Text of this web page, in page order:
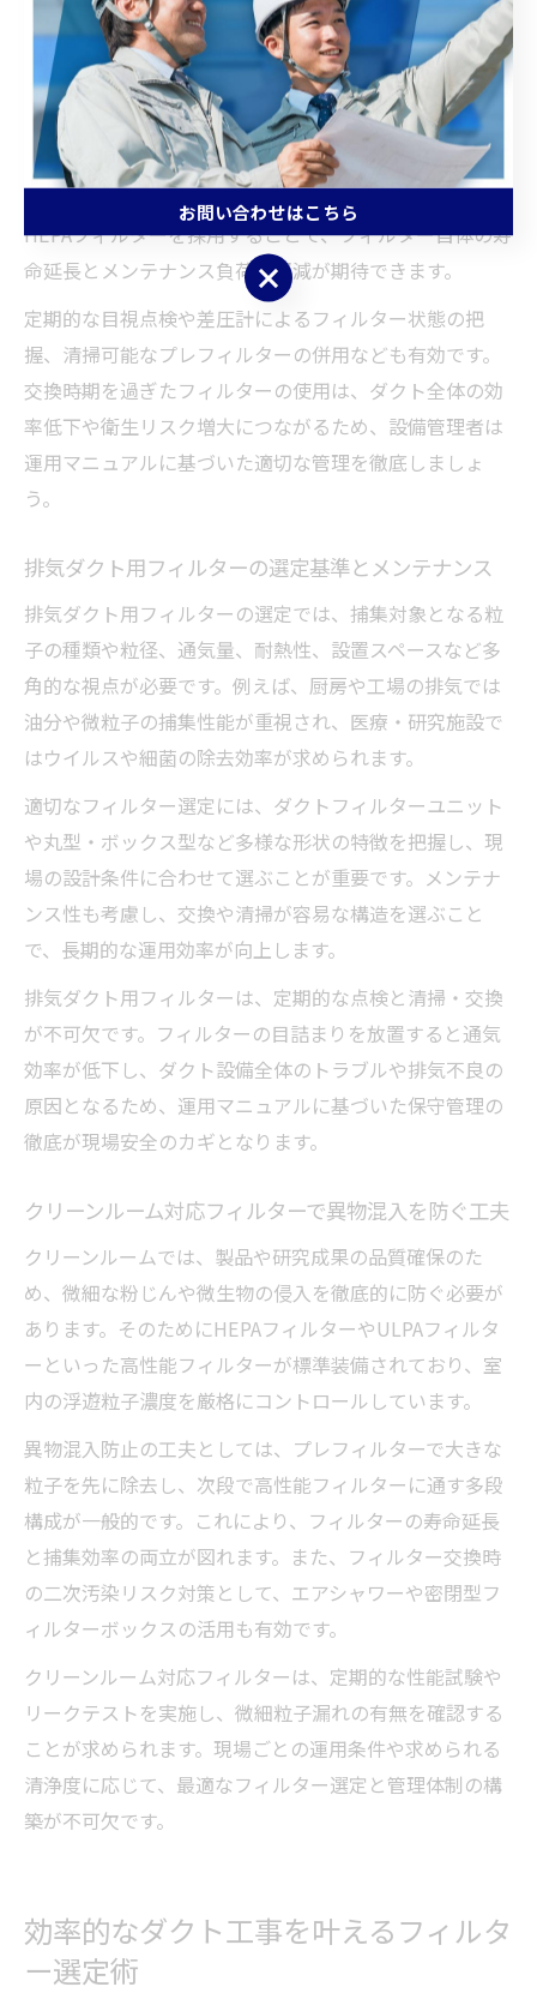
どが交換のサインとなりますが、現場ごとの使用環境や
フィルターの種類によって適切な周期は異なります。
長寿命化のためには、ロングライフフィルターや中性能
フィルターの特徴を理解し、現場に適したものを選定す
ることがポイントです。例えば、厨房では油煙用の専用
フィルターを、クリーンルームや医療現場では高効率
HEPAフィルターを採用することで、フィルター自体の寿
命延長とメンテナンス負荷の軽減が期待できます。
定期的な目視点検や差圧計によるフィルター状態の把
握、清掃可能なプレフィルターの併用なども有効です。
交換時期を過ぎたフィルターの使用は、ダクト全体の効
率低下や衛生リスク増大につながるため、設備管理者は
運用マニュアルに基づいた適切な管理を徹底しましょ
う。
排気ダクト用フィルターの選定基準とメンテナンス
排気ダクト用フィルターの選定では、捕集対象となる粒
子の種類や粒径、通気量、耐熱性、設置スペースなど多
角的な視点が必要です。例えば、厨房や工場の排気では
油分や微粒子の捕集性能が重視され、医療・研究施設で
はウイルスや細菌の除去効率が求められます。
適切なフィルター選定には、ダクトフィルターユニット
や丸型・ボックス型など多様な形状の特徴を把握し、現
場の設計条件に合わせて選ぶことが重要です。メンテナ
ンス性も考慮し、交換や清掃が容易な構造を選ぶこと
で、長期的な運用効率が向上します。
排気ダクト用フィルターは、定期的な点検と清掃・交換
が不可欠です。フィルターの目詰まりを放置すると通気
効率が低下し、ダクト設備全体のトラブルや排気不良の
原因となるため、運用マニュアルに基づいた保守管理の
徹底が現場安全のカギとなります。
クリーンルーム対応フィルターで異物混入を防ぐ工夫
クリーンルームでは、製品や研究成果の品質確保のた
め、微細な粉じんや微生物の侵入を徹底的に防ぐ必要が
あります。そのためにHEPAフィルターやULPAフィルタ
ーといった高性能フィルターが標準装備されており、室
内の浮遊粒子濃度を厳格にコントロールしています。
異物混入防止の工夫としては、プレフィルターで大きな
粒子を先に除去し、次段で高性能フィルターに通す多段
構成が一般的です。これにより、フィルターの寿命延長
と捕集効率の両立が図れます。また、フィルター交換時
の二次汚染リスク対策として、エアシャワーや密閉型フ
ィルターボックスの活用も有効です。
クリーンルーム対応フィルターは、定期的な性能試験や
リークテストを実施し、微細粒子漏れの有無を確認する
ことが求められます。現場ごとの運用条件や求められる
清浄度に応じて、最適なフィルター選定と管理体制の構
築が不可欠です。
効率的なダクト工事を叶えるフィルタ
ー選定術
お問い合わせはこちら
お問い合わせはこちら